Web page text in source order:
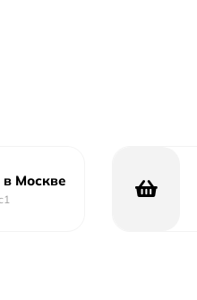
Москве